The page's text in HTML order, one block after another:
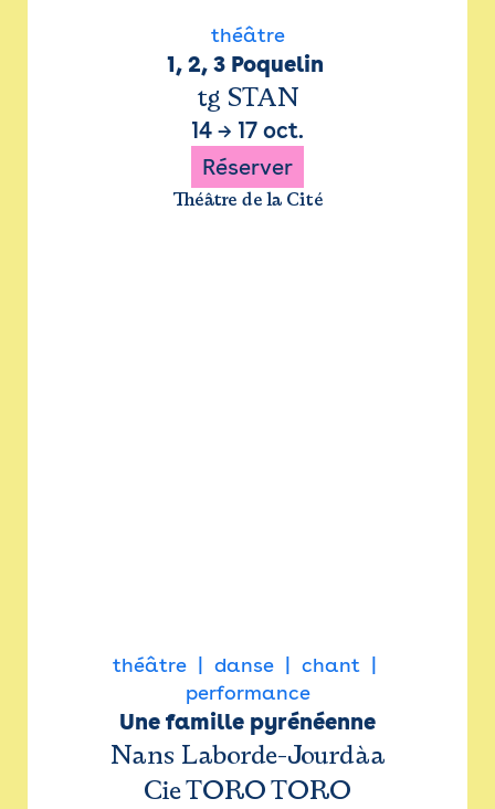
théâtre
1, 2, 3 Poquelin
tg STAN
14 → 17 oct.
Réserver
Théâtre de la Cité
théâtre danse
chant
performance
Une famille pyrénéenne
Nans Laborde-Jourdàa
Cie TORO TORO